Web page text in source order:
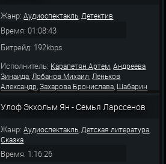
Жанр:Аудиоспектакль,Детектив
Время: 01:08:43
Битрейд: 192kbps
Исполнитель: Карапетян Артем,Андреева
Зинаида,Лобанов Михаил,Леньков
Александр,Захарова Бронислава, Шабарин
Улоф Экхольм Ян - Семья Ларссенов
Жанр:Аудиоспектакль,Детская литература,
Сказка
Время: 1:16:26